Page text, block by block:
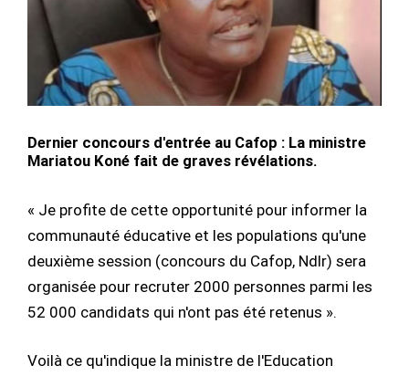
Dernier concours d'entrée au Cafop : La ministre
Mariatou Koné fait de graves révélations.
« Je profite de cette opportunité pour informer la
communauté éducative et les populations qu'une
deuxième session (concours du Cafop, Ndlr) sera
organisée pour recruter 2000 personnes parmi les
52 000 candidats qui n'ont pas été retenus ».
Voilà ce qu'indique la ministre de l'Education